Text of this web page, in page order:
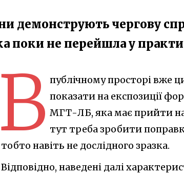
демонструють чергову
поки не перейшла у
В публічному просторі вже
показати на експозиції
МГТ-ЛБ, яка має прийти
тут треба зробити
тобто навіть не дослідного зразка.
Відповідно, наведені далі